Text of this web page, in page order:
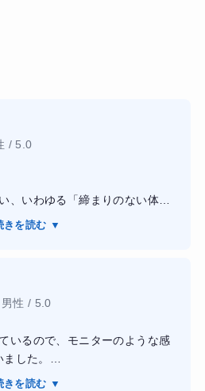
/ 5.0
、いわゆる「締まりのない体
ました。夏に海へ行く予定があ
トレーナー全員が大会入賞者レ
得力が段違いでした。トレーニ
、こちらの限界を見極めた上で
分一人では絶対に到達できない
と1回！」の掛け声でモチベーシ
た、BEYONDの大きな特徴であ
きを読む ▼
性 / 5.0
いるので、モニターのような感
した。
ふれるもので、快適に過ごすこ
きを読む ▼